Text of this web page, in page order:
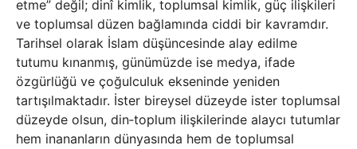
etme” değil; dinî kimlik, toplumsal kimlik, güç ilişkileri
ve toplumsal düzen bağlamında ciddi bir kavramdır.
Tarihsel olarak İslam düşüncesinde alay edilme
tutumu kınanmış, günümüzde ise medya, ifade
özgürlüğü ve çoğulculuk ekseninde yeniden
tartışılmaktadır. İster bireysel düzeyde ister toplumsal
düzeyde olsun, din‑toplum ilişkilerinde alaycı tutumlar
hem inananların dünyasında hem de toplumsal